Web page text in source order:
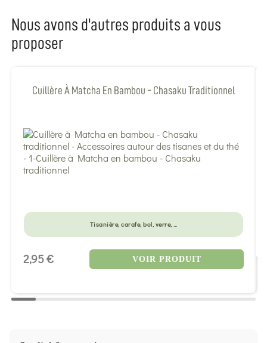
Nous avons d'autres produits a vous
proposer
Cuillère À Matcha En Bambou - Chasaku Traditionnel
Tisanière, carafe, bol, verre, …
2,95 € VOIR PRODUIT